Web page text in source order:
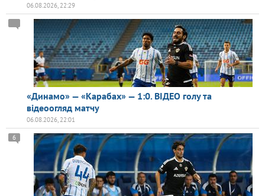
06.08.2026, 22:29
«Динамо» — «Карабах» — 1:0. ВІДЕО голу та
відеоогляд матчу
06.08.2026, 22:01
6